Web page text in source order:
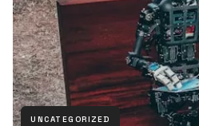
UNCATEGORIZED